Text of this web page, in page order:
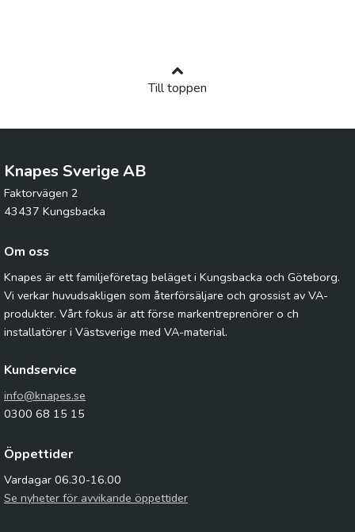
Till toppen
Knapes Sverige AB
Faktorvägen 2
43437 Kungsbacka
Om oss
Knapes är ett familjeföretag beläget i Kungsbacka och Göteborg.
Vi verkar huvudsakligen som återförsäljare och grossist av VA-
produkter. Vårt fokus är att förse markentreprenörer o ch
installatörer i Västsverige med VA-material.
Kundservice
info@knapes.se
0300 68 15 15
Öppettider
Vardagar 06.30-16.00
Se nyheter för avvikande öppettider